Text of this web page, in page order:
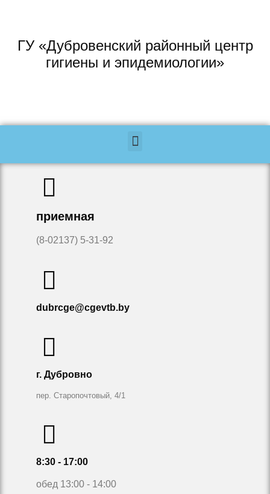
ГУ «Дубровенский районный центр
гигиены и эпидемиологии»
приемная
(8-02137) 5-31-92
dubrcge@cgevtb.by
г. Дубровно
пер. Старопочтовый, 4/1
8:30 - 17:00
обед 13:00 - 14:00